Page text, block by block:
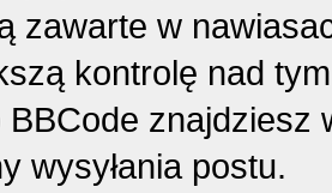
zawarte w
kontrolę nad
BBCode
wysyłania postu.